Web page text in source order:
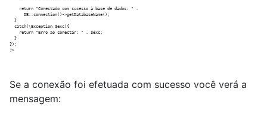
    return "Conectado com sucesso à base de dados: " .
      DB::connection()->getDatabaseName();
  }
  catch(\Exception $exc){
    return "Erro ao conectar: " . $exc;
  }
});
Se a conexão foi efetuada com sucesso você verá a
mensagem: